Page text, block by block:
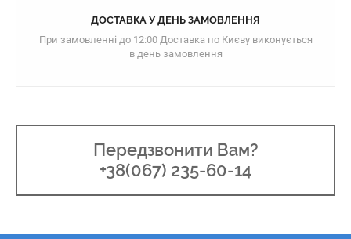
ДОСТАВКА У ДЕНЬ ЗАМОВЛЕННЯ
При замовленні до 12:00 Доставка по Києву виконується
в день замовлення
Передзвонити Вам?
+38(067) 235-60-14